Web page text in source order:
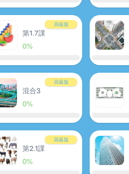
高級版
第1.7課
0%
高級版
混合3
0%
高級版
第2.1課
0%